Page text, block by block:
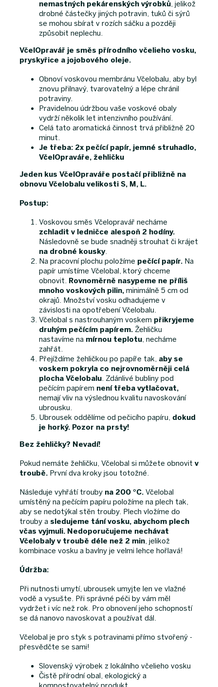
nemastných pekárenských výrobků, jelikož
drobné částečky jiných potravin, tuků či sýrů
se mohou sbírat v rozích sáčku a později
způsobit neplechu.
VčelOpravář je směs přírodního včelieho vosku,
pryskyřice a jojobového oleje.
Obnoví voskovou membránu Včelobalu, aby byl
znovu přilnavý, tvarovatelný a lépe chránil
potraviny.
Pravidelnou údržbou vaše voskové obaly
vydrží několik let intenzivního používání.
Celá tato aromatická činnost trvá přibližně 20
minut.
Je třeba: 2x pečící papír, jemné struhadlo,
VčelOpraváře, žehličku
Jeden kus VčelOpraváře postačí přibližně na
obnovu Včelobalu velikosti S, M, L.
Postup:
Voskovou směs Včelopravář necháme
zchladit v ledničce alespoň 2 hodíny.
Následovně se bude snadněji strouhat či krájet
na drobné kousky.
Na pracovní plochu položíme pečící papír. Na
papír umístíme Včelobal, ktorý chceme
obnovit. Rovnoměrně nasypeme ne příliš
mnoho voskových pilin, minimálně 5 cm od
okrajů. Množství vosku odhadujeme v
závislosti na opotřebení Včelobalu.
Včelobal s nastrouhaným voskem přikryjeme
druhým pečícím papírem. Žehličku
nastavíme na mírnou teplotu, necháme
zahřát.
Přejíždíme žehličkou po papíře tak, aby se
voskem pokryla co nejrovnoměrněji celá
plocha Včelobalu. Zdánlivé bubliny pod
pečícím papírem není třeba vytlačovat,
nemají vliv na výslednou kvalitu navoskování
ubrousku.
Ubrousek oddělíme od pečicího papíru, dokud
je horký. Pozor na prsty!
Bez žehličky? Nevadí!
Pokud nemáte žehličku, Včelobal si můžete obnovit v
troubě. První dva kroky jsou totožné.
Následuje vyhřátí trouby na 200 °C. Včelobal
umístěný na pečícím papíru položíme na plech tak,
aby se nedotýkal stěn trouby. Plech vložíme do
trouby a sledujeme tání vosku, abychom plech
včas vyjmuli. Nedoporučujeme nechávat
Včelobaly v troubě déle než 2 min, jelikož
kombinace vosku a bavlny je velmi lehce hořlavá!
Údržba:
Při nutnosti umytí, ubrousek umyjte len ve vlažné
vodě a vysušte. Při správné péči by vám měl
vydržet i víc než rok. Pro obnovení jeho schopností
se dá nanovo navoskovat a používat dál.
Včelobal je pro styk s potravinami přímo stvořený -
přesvědčte se sami!
Slovenský výrobek z lokálního včelieho vosku
Čistě přírodní obal, ekologický a